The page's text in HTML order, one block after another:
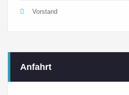
Vorstand
Anfahrt